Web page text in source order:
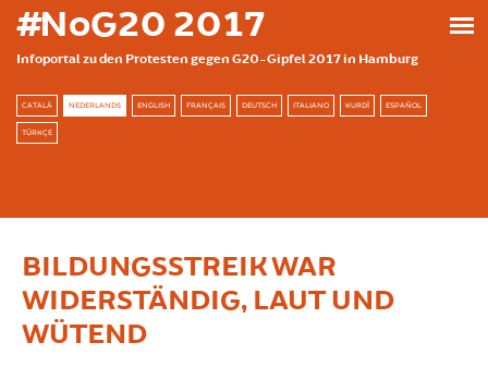
Skip to main content
#NoG20 2017
Infoportal zu den Protesten gegen G20-Gipfel 2017 in Hamburg
CATALÀ NEDERLANDS ENGLISH FRANÇAIS DEUTSCH ITALIANO KURDÎ ESPAÑOL
TÜRKÇE
BILDUNGSSTREIK WAR
WIDERSTÄNDIG, LAUT UND
WÜTEND